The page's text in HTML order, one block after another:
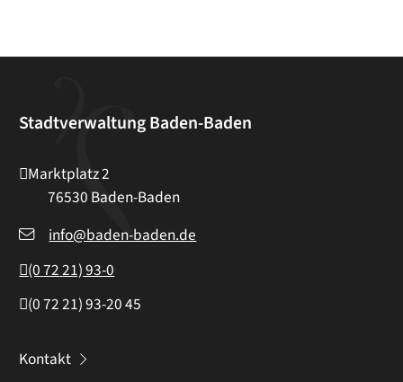
Stadtverwaltung Baden-Baden
Marktplatz 2
76530 Baden-Baden
info@baden-baden.de
(07221) 93-0
(07221) 93-2045
Kontakt